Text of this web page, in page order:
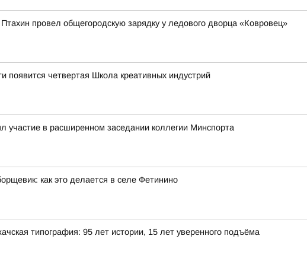
провел общегородскую зарядку у ледового дворца «Ковровец»
появится четвертая Школа креативных индустрий
участие в расширенном заседании коллегии Минспорта
как это делается в селе Фетинино
типография: 95 лет истории, 15 лет уверенного подъёма